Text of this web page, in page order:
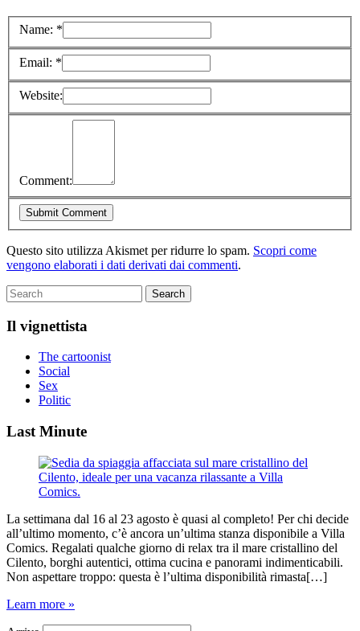
Name: *
Email: *
Website:
Comment:
Questo sito utilizza Akismet per ridurre lo spam. Scopri come
vengono elaborati i dati derivati dai commenti.
Il vignettista
The cartoonist
Social
Sex
Politic
Last Minute
La settimana dal 16 al 23 agosto è quasi al completo! Per chi decide
all’ultimo momento, c’è ancora un’ultima stanza disponibile a Villa
Comics. Regalati qualche giorno di relax tra il mare cristallino del
Cilento, borghi autentici, ottima cucina e panorami indimenticabili.
Non aspettare troppo: questa è l’ultima disponibilità rimasta[…]
Learn more »